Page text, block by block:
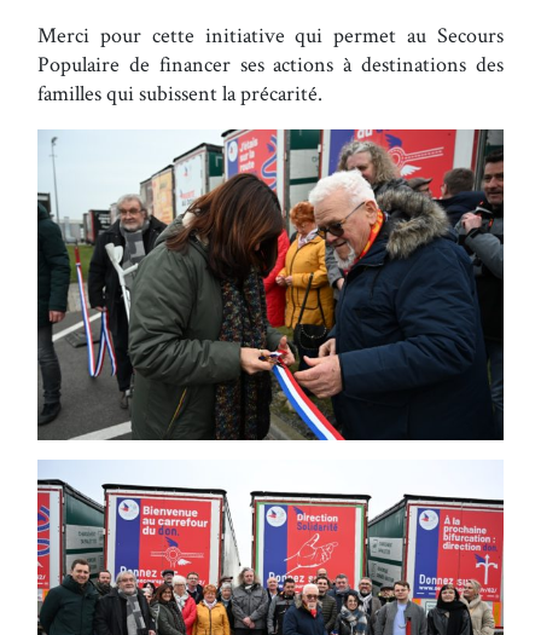
Merci pour cette initiative qui permet au Secours
Populaire de financer ses actions à destinations des
familles qui subissent la précarité.